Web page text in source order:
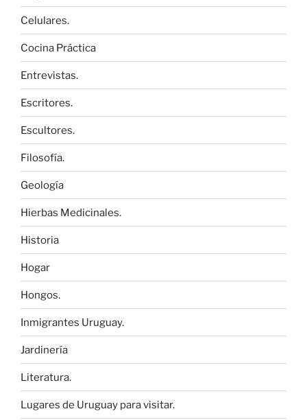
Celulares.
Cocina Práctica
Entrevistas.
Escritores.
Escultores.
Filosofía.
Geología
Hierbas Medicinales.
Historia
Hogar
Hongos.
Inmigrantes Uruguay.
Jardinería
Literatura.
Lugares de Uruguay para visitar.